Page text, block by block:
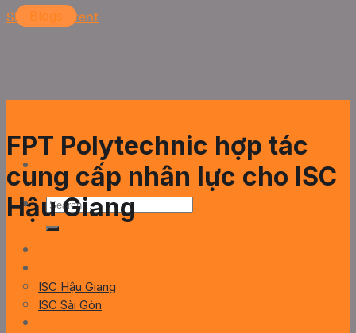
Skip to content
ISC Hậu Giang
ISC Sài Gòn
FPT Polytechnic hợp tác
cung cấp nhân lực cho ISC
Hậu Giang
Blogs
Blogs
Blogs
Blogs